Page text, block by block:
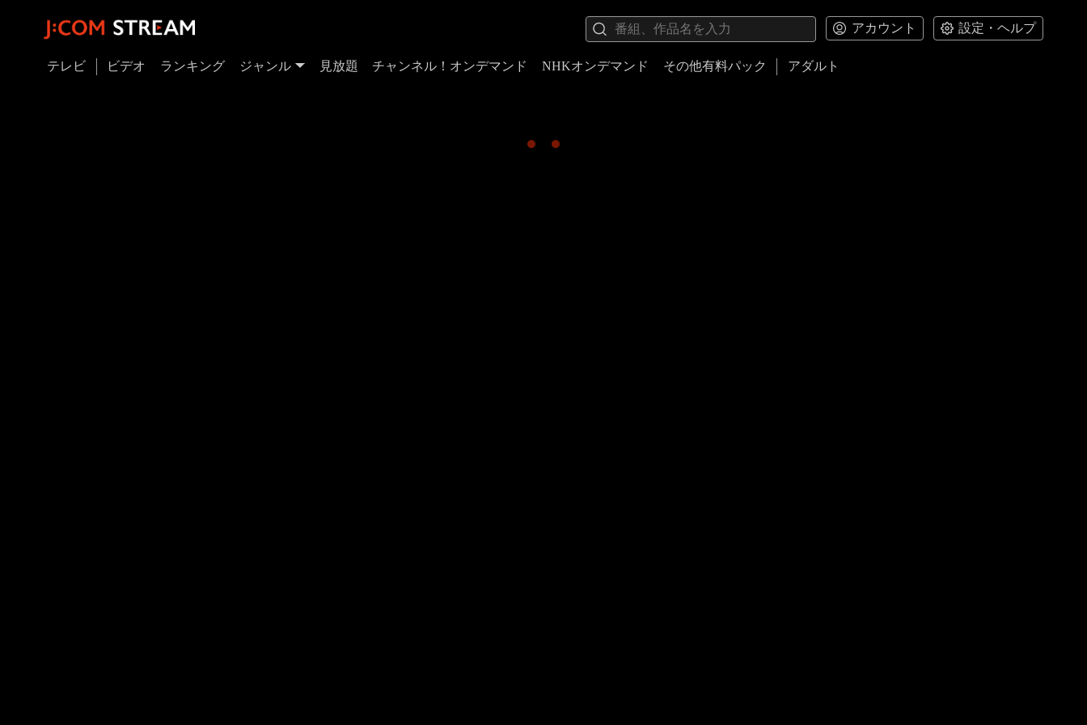
アカウント 設定・ヘルプ
テレビ ビデオ ランキング ジャンル 見放題 チャンネル！オンデマンド NHKオンデマンド その他有料パック アダルト